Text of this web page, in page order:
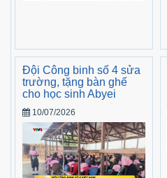
Đội Công binh số 4 sửa
trường, tặng bàn ghế
cho học sinh Abyei
10/07/2026